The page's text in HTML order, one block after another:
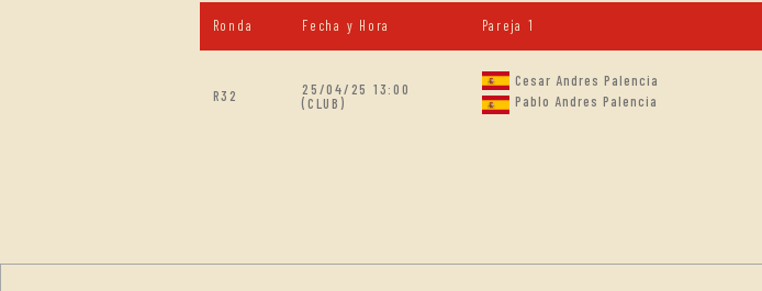
Ronda Fecha y Hora Pareja 1
R32
25/04/25 13:00
(CLUB)
Cesar Andres Palencia
Pablo Andres Palencia